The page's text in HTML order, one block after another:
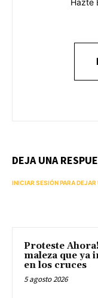
DEJA UNA
INICIAR SESIÓN PARA
Proteste
maleza que ya
en los cruces
5 agosto 2026